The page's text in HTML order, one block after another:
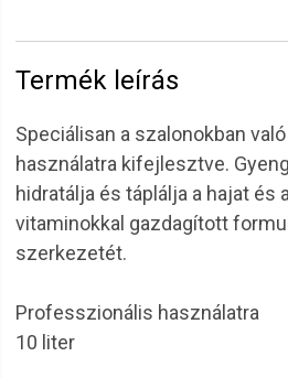
Termék leírás
Speciálisan a szalonokban
használatra kifejlesztve.
hidratálja és táplálja a hajat és
vitaminokkal gazdagított
szerkezetét.
Professzionális használatra
10 liter